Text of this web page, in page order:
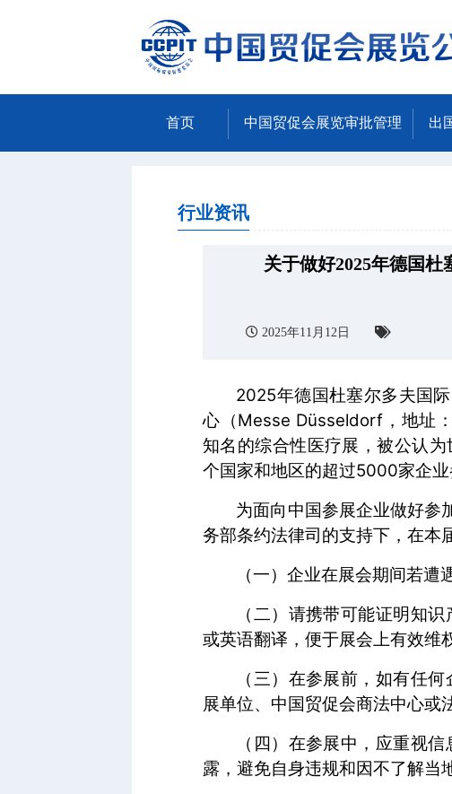
首页 中国贸促会展览审批管理 出
行业资讯
关于做好2025年德国
2025年11月12日
2025年德国杜塞尔多夫国
心（Messe Düsseldorf，地址
知名的综合性医疗展，被公认
个国家和地区的超过5000家企
为面向中国参展企业做好参
务部条约法律司的支持下，在本
（一）企业在展会期间若
（二）请携带可能证明知
或英语翻译，便于展会上有效维
（三）在参展前，如有任
展单位、中国贸促会商法中心或
（四）在参展中，应重视
露，避免自身违规和因不了解当